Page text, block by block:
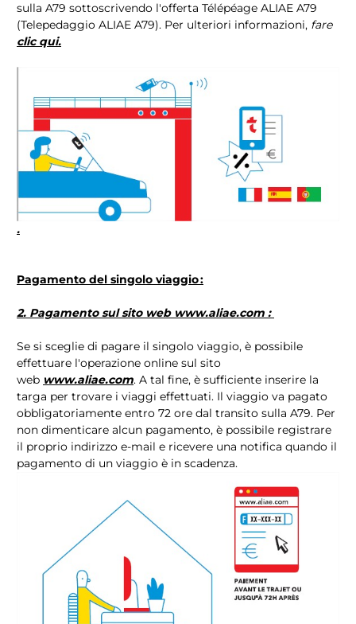
sulla A79 sottoscrivendo l'offerta Télépéage ALIAE A79
(Telepedaggio ALIAE A79). Per ulteriori informazioni, fare
clic qui.
.
Pagamento del singolo viaggio :
2. Pagamento sul sito web www.aliae.com :
Se si sceglie di pagare il singolo viaggio, è possibile
effettuare l'operazione online sul sito
web www.aliae.com. A tal fine, è sufficiente inserire la
targa per trovare i viaggi effettuati. Il viaggio va pagato
obbligatoriamente entro 72 ore dal transito sulla A79. Per
non dimenticare alcun pagamento, è possibile registrare
il proprio indirizzo e-mail e ricevere una notifica quando il
pagamento di un viaggio è in scadenza.